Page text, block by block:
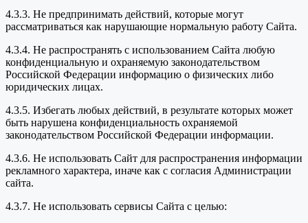
4.3.3. Не предпринимать действий, которые могут
рассматриваться как нарушающие нормальную работу Сайта.
4.3.4. Не распространять с использованием Сайта любую
конфиденциальную и охраняемую законодательством
Российской Федерации информацию о физических либо
юридических лицах.
4.3.5. Избегать любых действий, в результате которых может
быть нарушена конфиденциальность охраняемой
законодательством Российской Федерации информации.
4.3.6. Не использовать Сайт для распространения информации
рекламного характера, иначе как с согласия Администрации
сайта.
4.3.7. Не использовать сервисы Сайта с целью: